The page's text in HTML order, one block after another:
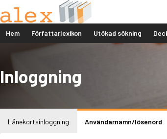
Hem Författarlexikon Utökad sökning
Inloggning
Lånekortsinloggning Användarnamn/lösenord